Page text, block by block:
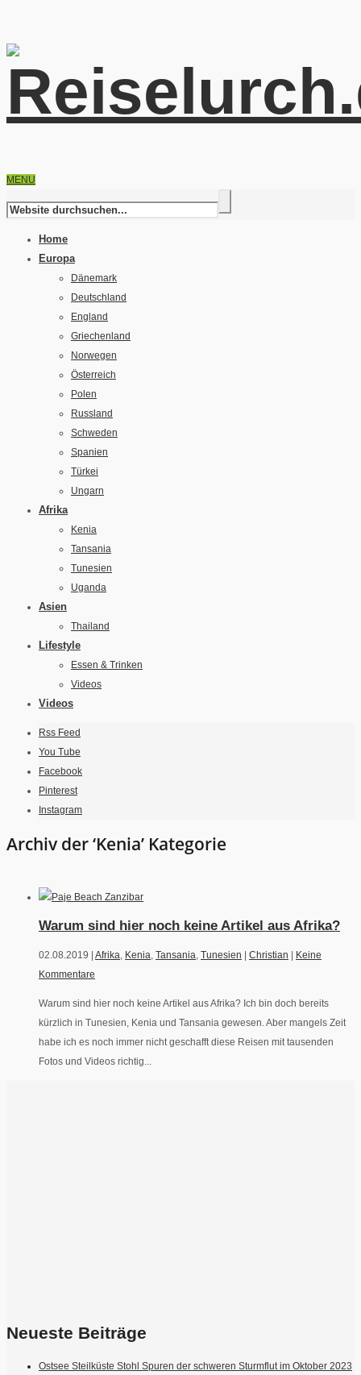
MENU
Home
Europa
Dänemark
Deutschland
England
Griechenland
Norwegen
Österreich
Polen
Russland
Schweden
Spanien
Türkei
Ungarn
Afrika
Kenia
Tansania
Tunesien
Uganda
Asien
Thailand
Lifestyle
Essen & Trinken
Videos
Videos
Rss Feed
You Tube
Facebook
Pinterest
Instagram
Archiv der ‘Kenia’ Kategorie
Warum sind hier noch keine Artikel aus Afrika?
02.08.2019 | Afrika, Kenia, Tansania, Tunesien Christian
Keine
Kommentare
Warum sind hier noch keine Artikel aus Afrika? Ich bin doch bereits
kürzlich in Tunesien, Kenia und Tansania gewesen. Aber mangels Zeit
habe ich es noch immer nicht geschafft diese Reisen mit tausenden
Fotos und Videos richtig...
Neueste Beiträge
Ostsee Steilküste Stohl Spuren der schweren Sturmflut im Oktober 2023